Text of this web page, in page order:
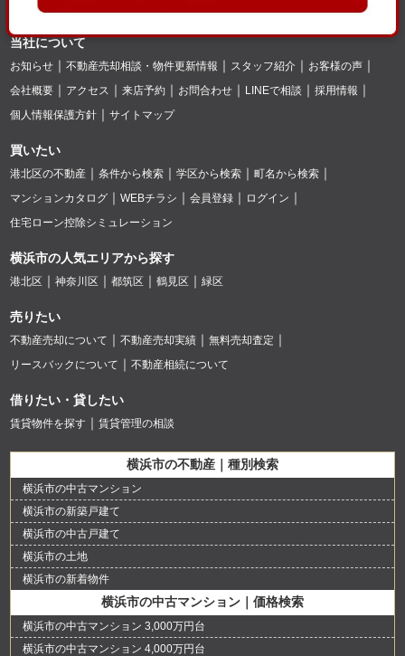
当社について
お知らせ 不動産売却相談・物件更新情報 スタッフ紹介
お客様の声
会社概要
アクセス 来店予約 お問合わせ LINEで相談
採用情報
個人情報保護方針
サイトマップ
買いたい
港北区の不動産 条件から検索 学区から検索
町名から検索
マンションカタログ
WEBチラシ 会員登録
ログイン
住宅ローン控除シミュレーション
横浜市の人気エリアから探す
港北区 神奈川区 都筑区 鶴見区 緑区
売りたい
不動産売却について 不動産売却実績
無料売却査定
リースバックについて
不動産相続について
借りたい・貸したい
賃貸物件を探す 賃貸管理の相談
横浜市の不動産｜種別検索
横浜市の中古マンション
横浜市の新築戸建て
横浜市の中古戸建て
横浜市の土地
横浜市の新着物件
横浜市の中古マンション｜価格検索
横浜市の中古マンション 3,000万円台
横浜市の中古マンション 4,000万円台